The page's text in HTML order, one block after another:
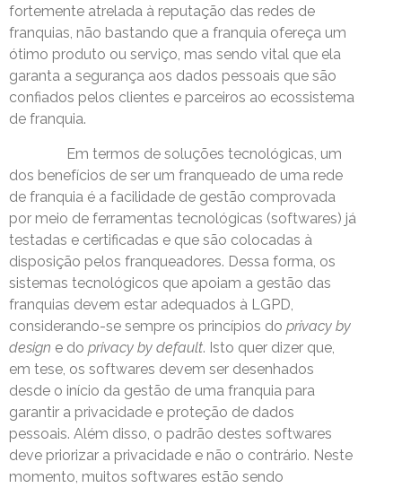
fortemente atrelada à reputação das redes de
franquias, não bastando que a franquia ofereça um
ótimo produto ou serviço, mas sendo vital que ela
garanta a segurança aos dados pessoais que são
confiados pelos clientes e parceiros ao ecossistema
de franquia.
Em termos de soluções tecnológicas, um
dos benefícios de ser um franqueado de uma rede
de franquia é a facilidade de gestão comprovada
por meio de ferramentas tecnológicas (softwares) já
testadas e certificadas e que são colocadas à
disposição pelos franqueadores. Dessa forma, os
sistemas tecnológicos que apoiam a gestão das
franquias devem estar adequados à LGPD,
considerando-se sempre os princípios do privacy by
design e do privacy by default. Isto quer dizer que,
em tese, os softwares devem ser desenhados
desde o início da gestão de uma franquia para
garantir a privacidade e proteção de dados
pessoais. Além disso, o padrão destes softwares
deve priorizar a privacidade e não o contrário. Neste
momento, muitos softwares estão sendo